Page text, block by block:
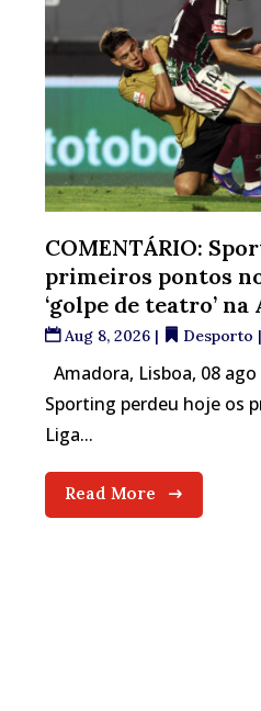
COMENTÁRIO:
primeiros pontos
‘golpe de teatro’ na
Aug 8, 2026 | Desporto
Amadora, Lisboa, 08 ago
Sporting perdeu hoje os
Liga...
Read More